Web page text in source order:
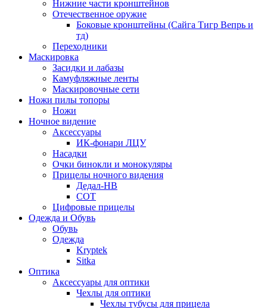
Нижние части кронштейнов
Отечественное оружие
Боковые кронштейны (Сайга Тигр Вепрь и
тд)
Переходники
Маскировка
Засидки и лабазы
Камуфляжные ленты
Маскировочные сети
Ножи пилы топоры
Ножи
Ночное видение
Аксессуары
ИК-фонари ЛЦУ
Насадки
Очки бинокли и монокуляры
Прицелы ночного видения
Дедал-НВ
СОТ
Цифровые прицелы
Одежда и Обувь
Обувь
Одежда
Kryptek
Sitka
Оптика
Аксессуары для оптики
Чехлы для оптики
Чехлы тубусы для прицела